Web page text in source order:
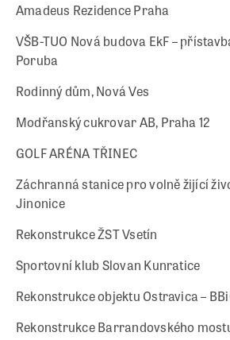
Amadeus Rezidence Praha
VŠB-TUO Nová budova EkF –
Poruba
Rodinný dům, Nová Ves
Modřanský cukrovar AB, Praha 12
GOLF ARÉNA TŘINEC
Záchranná stanice pro volně žijící
Jinonice
Rekonstrukce ŽST Vsetín
Sportovní klub Slovan Kunratice
Rekonstrukce objektu Ostravica –
Rekonstrukce Barrandovského